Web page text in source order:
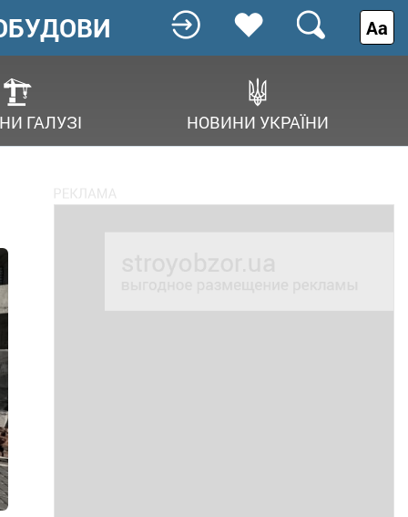
ГАЛУЗІ НОВИНИ УКРАЇНИ
Аа